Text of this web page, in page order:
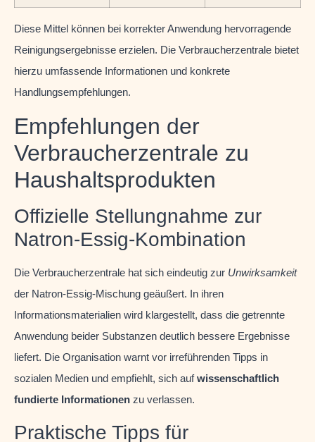
Diese Mittel können bei korrekter Anwendung hervorragende
Reinigungsergebnisse erzielen. Die Verbraucherzentrale bietet
hierzu umfassende Informationen und konkrete
Handlungsempfehlungen.
Empfehlungen der
Verbraucherzentrale zu
Haushaltsprodukten
Offizielle Stellungnahme zur
Natron-Essig-Kombination
Die Verbraucherzentrale hat sich eindeutig zur Unwirksamkeit
der Natron-Essig-Mischung geäußert. In ihren
Informationsmaterialien wird klargestellt, dass die getrennte
Anwendung beider Substanzen deutlich bessere Ergebnisse
liefert. Die Organisation warnt vor irreführenden Tipps in
sozialen Medien und empfiehlt, sich aufwissenschaftlich
fundierte Informationen zu verlassen.
Praktische Tipps für